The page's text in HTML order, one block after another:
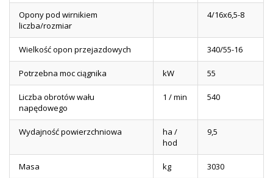
Opony pod wirnikiem
liczba/rozmiar
4/16x6,5-8
Wielkość opon przejazdowych 340/55-16
Potrzebna moc ciągnika kW 55
Liczba obrotów wału
napędowego
1 / min 540
Wydajność powierzchniowa
ha /
hod
9,5
Masa kg 3030